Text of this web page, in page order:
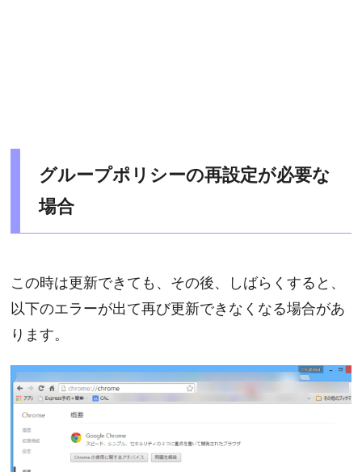
グループポリシーの再設定が必要な
場合
この時は更新できても、その後、しばらくすると、
以下のエラーが出て再び更新できなくなる場合があ
ります。